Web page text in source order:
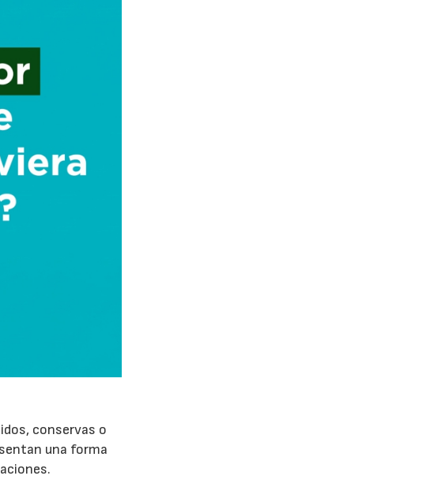
conservas o
una forma